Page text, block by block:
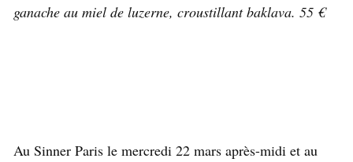
ganache au miel de luzerne, croustillant baklava. 55 €
Au Sinner Paris le mercredi 22 mars après-midi et au